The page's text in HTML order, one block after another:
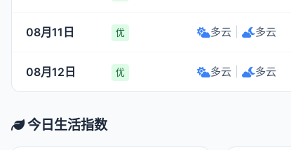
08月11日 优 多云 多云
08月12日 优 多云 多云
今日生活指数